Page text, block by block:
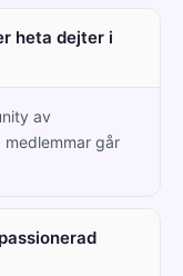
heta dejter i
av
medlemmar går